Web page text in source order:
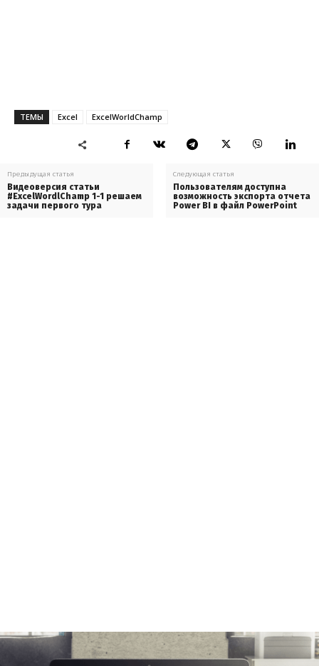
ТЕМЫ Excel ExcelWorldChamp
Предыдущая статья
Видеоверсия статьи
#ExcelWordlChamp 1-1 решаем
задачи первого тура
Следующая статья
Пользователям доступна
возможность экспорта отчета
Power BI в файл PowerPoint